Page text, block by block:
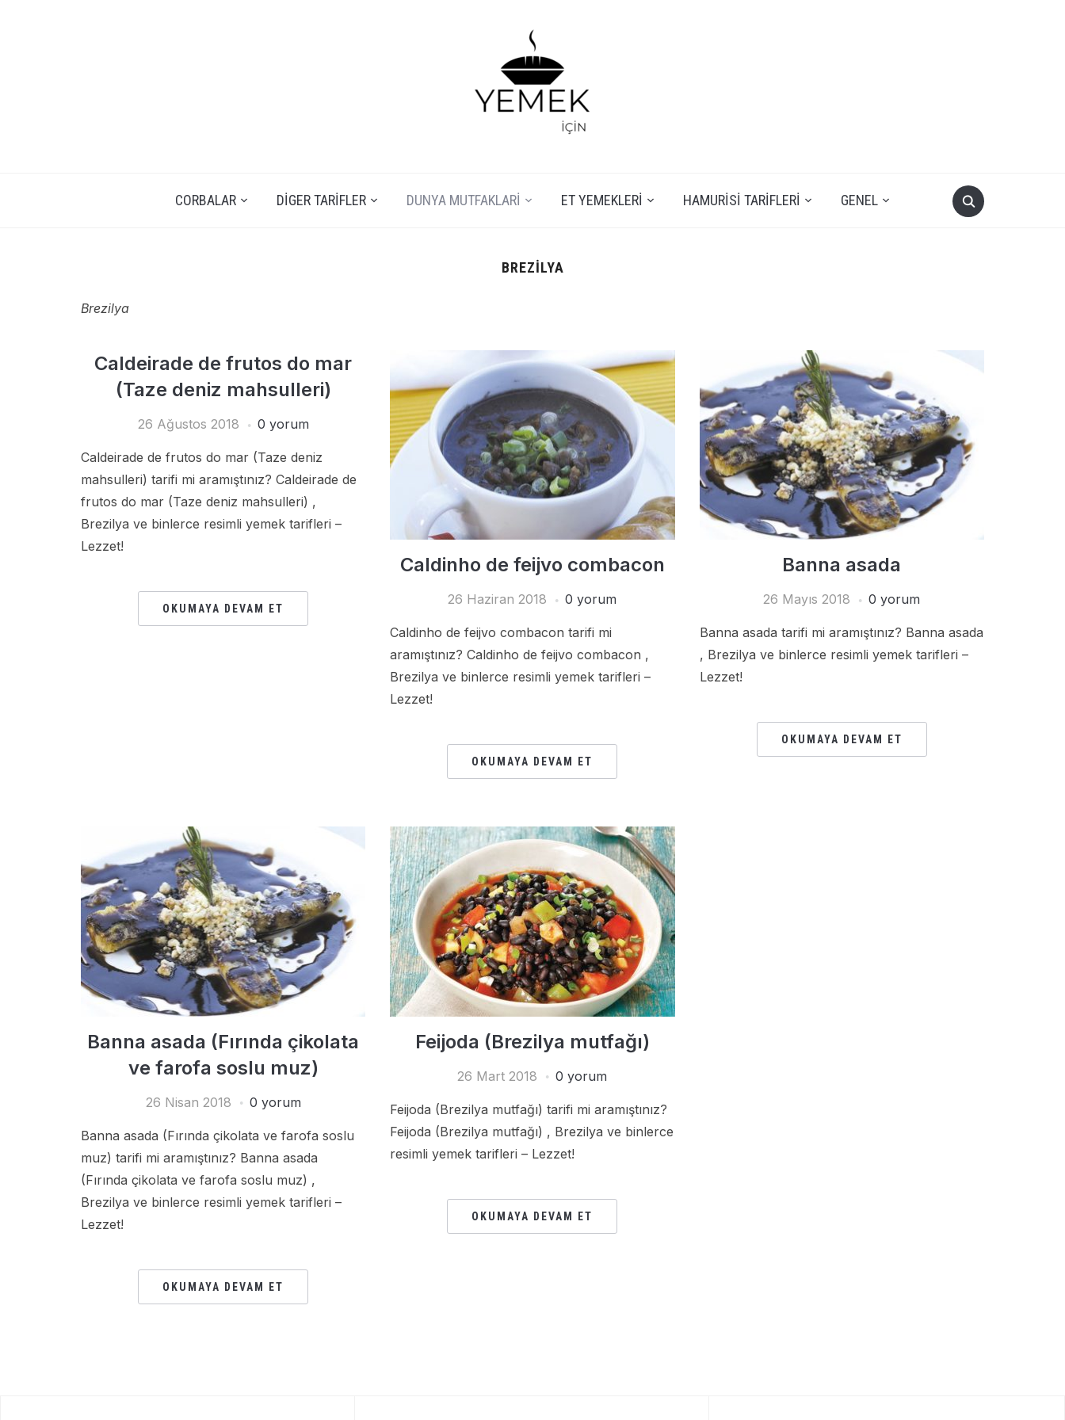
CORBALAR DIGER TARIFLER DUNYA MUTFAKLARI ET YEMEKLERI HAMURISI TARIFLERI GENEL
BREZILYA
Brezilya
Caldeirade de frutos do mar
(Taze deniz mahsulleri)
26 Ağustos 2018 0 yorum
Caldeirade de frutos do mar (Taze deniz
mahsulleri) tarifi mi aramıştınız? Caldeirade de
frutos do mar (Taze deniz mahsulleri) ,
Brezilya ve binlerce resimli yemek tarifleri –
Lezzet!
OKUMAYA DEVAM ET
Caldinho de feijvo combacon
26 Haziran 2018 0 yorum
Caldinho de feijvo combacon tarifi mi
aramıştınız? Caldinho de feijvo combacon ,
Brezilya ve binlerce resimli yemek tarifleri –
Lezzet!
OKUMAYA DEVAM ET
Banna asada
26 Mayıs 2018 0 yorum
Banna asada tarifi mi aramıştınız? Banna asada
, Brezilya ve binlerce resimli yemek tarifleri –
Lezzet!
OKUMAYA DEVAM ET
Banna asada (Fırında çikolata
ve farofa soslu muz)
26 Nisan 2018 0 yorum
Banna asada (Fırında çikolata ve farofa soslu
muz) tarifi mi aramıştınız? Banna asada
(Fırında çikolata ve farofa soslu muz) ,
Brezilya ve binlerce resimli yemek tarifleri –
Lezzet!
OKUMAYA DEVAM ET
Feijoda (Brezilya mutfağı)
26 Mart 2018 0 yorum
Feijoda (Brezilya mutfağı) tarifi mi aramıştınız?
Feijoda (Brezilya mutfağı) , Brezilya ve binlerce
resimli yemek tarifleri – Lezzet!
OKUMAYA DEVAM ET